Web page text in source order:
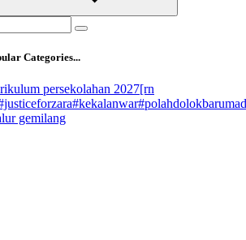
Categories...
persekolahan 2027[rn
#kekalanwar
gemilang